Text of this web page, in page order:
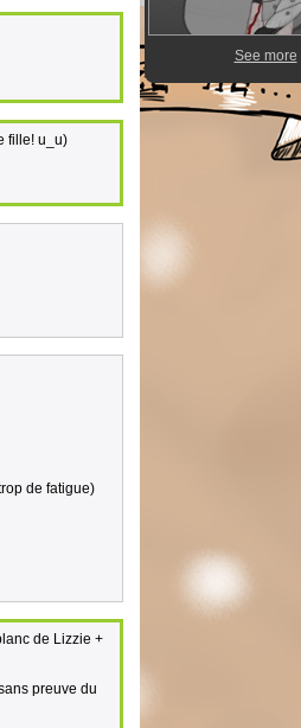
fille! u_u)
de fatigue)
de Lizzie +
preuve du
See more